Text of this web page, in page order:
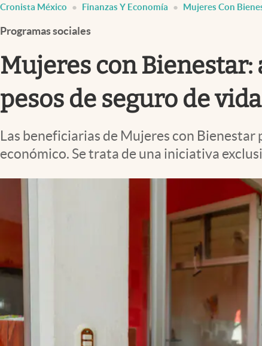
Opinión
Brand Strategy
Vida y estilo
Tv
Espiritualidad
Cronista México Finanzas Y Economía Mujeres Con
Programas sociales
Mujeres con
pesos de seguro de vida
Las beneficiarias de Mujeres con
económico. Se trata de una iniciativa